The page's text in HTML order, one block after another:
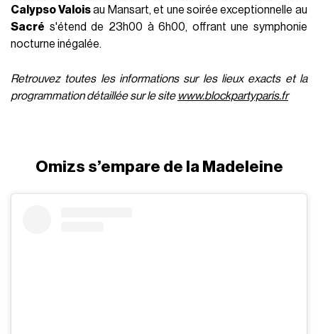
Calypso Valoisau Mansart, et une soirée exceptionnelle au
Sacré s'étend de 23h00 à 6h00, offrant une symphonie
nocturne inégalée.
Retrouvez toutes les informations sur les lieux exacts et la
programmation détaillée sur le site www.blockpartyparis.fr
Omizs s’empare de la Madeleine